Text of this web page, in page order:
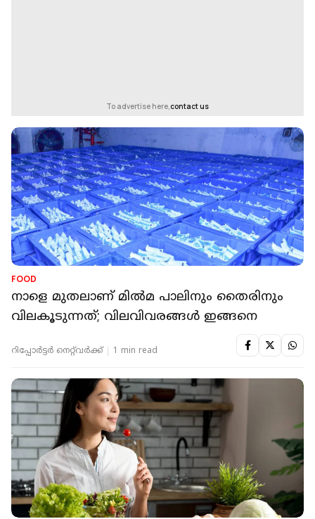
To advertise here, contact us
FOOD
നാളെ മുതലാണ് മില്‍മ പാലിനും തൈരിനും
വിലകൂടുന്നത്; വിലവിവരങ്ങള്‍ ഇങ്ങനെ
റിപ്പോർട്ടർ നെറ്റ്‌വര്‍ക്ക്‌ 1 min read